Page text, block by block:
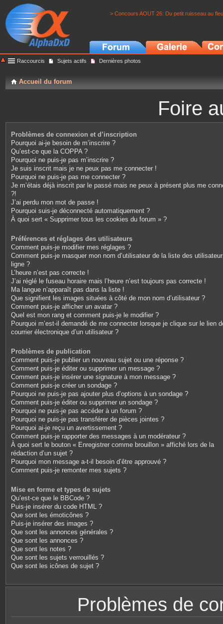
> Concours AOUT 26: Du petit ruisseau au
Raccourcis Sujets actifs Dernières photos
Accueil du forum
Foire
Problèmes de connexion et d’inscription
Pourquoi ai-je besoin de m’inscrire ?
Qu’est-ce que la COPPA ?
Pourquoi ne puis-je pas m’inscrire ?
Je suis inscrit mais je ne peux pas me connecter !
Pourquoi ne puis-je pas me connecter ?
Je m’étais déjà inscrit par le passé mais ne peux à présent plus me
?!
J’ai perdu mon mot de passe !
Pourquoi suis-je déconnecté automatiquement ?
À quoi sert « Supprimer tous les cookies du forum » ?
Préférences et réglages des utilisateurs
Comment puis-je modifier mes réglages ?
Comment puis-je masquer mon nom d’utilisateur de la liste des
ligne ?
L’heure n’est pas correcte !
J’ai réglé le fuseau horaire mais l’heure n’est toujours pas correcte !
Ma langue n’apparaît pas dans la liste !
Que signifient les images situées à côté de mon nom d’utilisateur ?
Comment puis-je afficher un avatar ?
Quel est mon rang et comment puis-je le modifier ?
Pourquoi m’est-il demandé de me connecter lorsque je clique sur le lien
courrier électronique d’un utilisateur ?
Problèmes de publication
Comment puis-je publier un nouveau sujet ou une réponse ?
Comment puis-je éditer ou supprimer un message ?
Comment puis-je insérer une signature à mon message ?
Comment puis-je créer un sondage ?
Pourquoi ne puis-je pas ajouter plus d’options à un sondage ?
Comment puis-je éditer ou supprimer un sondage ?
Pourquoi ne puis-je pas accéder à un forum ?
Pourquoi ne puis-je pas transférer de pièces jointes ?
Pourquoi ai-je reçu un avertissement ?
Comment puis-je rapporter des messages à un modérateur ?
À quoi sert le bouton « Enregistrer comme brouillon » affiché lors de la
rédaction d’un sujet ?
Pourquoi mon message a-t-il besoin d’être approuvé ?
Comment puis-je remonter mes sujets ?
Mise en forme et types de sujets
Qu’est-ce que le BBCode ?
Puis-je insérer du code HTML ?
Que sont les émoticônes ?
Puis-je insérer des images ?
Que sont les annonces générales ?
Que sont les annonces ?
Que sont les notes ?
Que sont les sujets verrouillés ?
Que sont les icônes de sujet ?
Problèmes de